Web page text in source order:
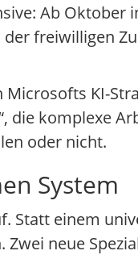
Ab Oktober
freiwilligen
KI-
die komplexe
oder nicht.
System
Statt einem
neue